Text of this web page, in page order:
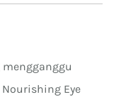
Eye